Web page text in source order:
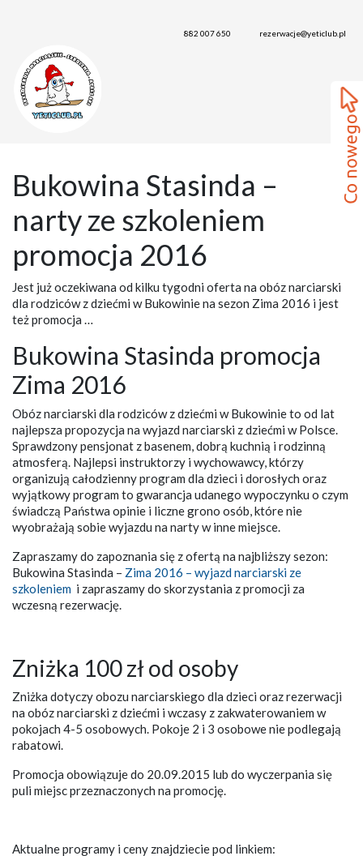
882 007 650 rezerwacje@yeticlub.pl
Bukowina Stasinda –
narty ze szkoleniem
promocja 2016
Jest już oczekiwana od kilku tygodni oferta na obóz narciarski
dla rodziców z dziećmi w Bukowinie na sezon Zima 2016 i jest
też promocja …
Bukowina Stasinda promocja
Zima 2016
Obóz narciarski dla rodziców z dziećmi w Bukowinie to od lat
najlepsza propozycja na wyjazd narciarski z dziećmi w Polsce.
Sprawdzony pensjonat z basenem, dobrą kuchnią i rodzinną
atmosferą. Najlepsi instruktorzy i wychowawcy, którzy
organizują całodzienny program dla dzieci i dorosłych oraz
wyjątkowy program to gwarancja udanego wypoczynku o czym
świadczą Państwa opinie i liczne grono osób, które nie
wyobrażają sobie wyjazdu na narty w inne miejsce.
Zapraszamy do zapoznania się z ofertą na najbliższy sezon:
Bukowina Stasinda – Zima 2016 – wyjazd narciarski ze
szkoleniem i zapraszamy do skorzystania z promocji za
wczesną rezerwację.
Zniżka 100 zł od osoby
Zniżka dotyczy obozu narciarskiego dla dzieci oraz rezerwacji
na obóz narciarski z dziećmi i wczasy z zakwaterowaniem w
pokojach 4-5 osobowych. Pokoje 2 i 3 osobowe nie podlegają
rabatowi.
Promocja obowiązuje do 20.09.2015 lub do wyczerpania się
puli miejsc przeznaczonych na promocję.
Aktualne programy i ceny znajdziecie pod linkiem: